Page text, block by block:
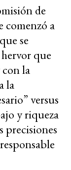
de
comenzó a
se
que
la
la
versus
y riqueza
precisiones